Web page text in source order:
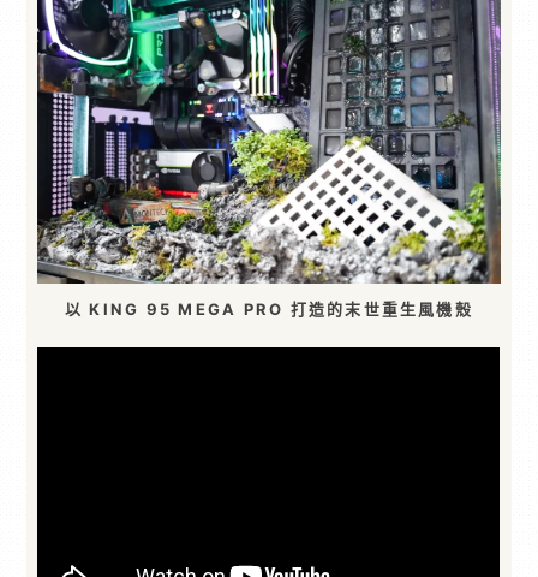
以 KING 95 MEGA PRO 打造的末世重生風機殼